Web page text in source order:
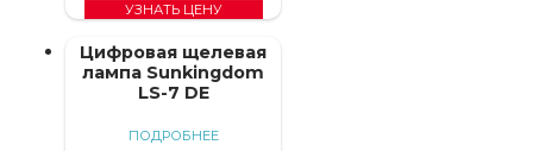
УЗНАТЬ ЦЕНУ
Цифровая щелевая
лампа Sunkingdom
LS-7 DE
ПОДРОБНЕЕ